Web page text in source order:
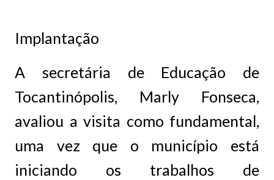
Implantação
A secretária de Educação de
Tocantinópolis, Marly Fonseca,
avaliou a visita como fundamental,
uma vez que o município está
iniciando os trabalhos de